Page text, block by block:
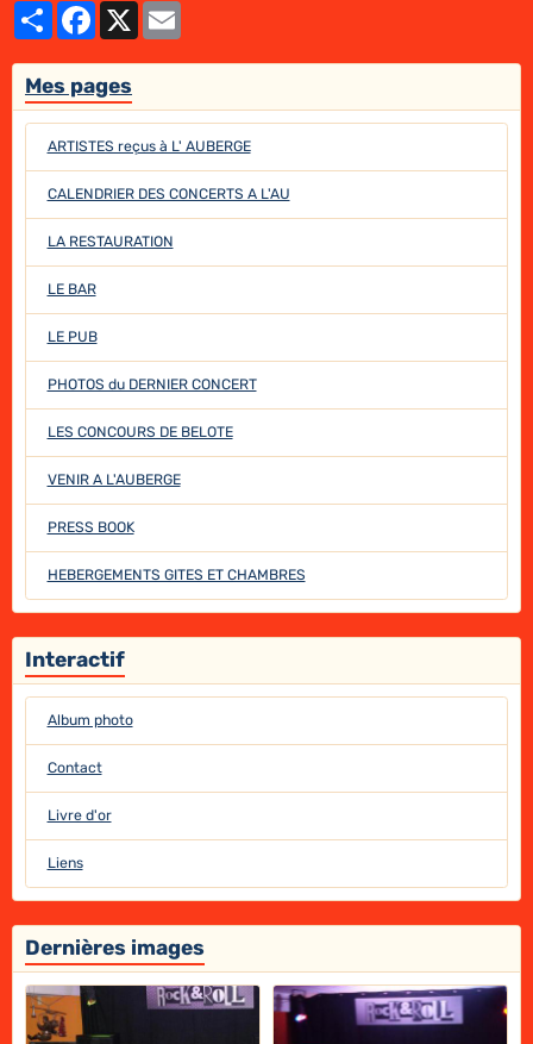
PartagerFacebook
X
Mes pages
ARTISTES reçus à L' AUBERGE
CALENDRIER DES CONCERTS A L'AU
LA RESTAURATION
LE BAR
LE PUB
PHOTOS du DERNIER CONCERT
LES CONCOURS DE BELOTE
VENIR A L'AUBERGE
PRESS BOOK
HEBERGEMENTS GITES ET CHAMBRES
Interactif
Album photo
Contact
Livre d'or
Liens
Dernières images